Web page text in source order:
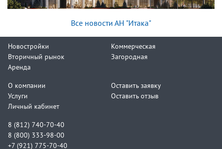
Все новости АН "Итака"
Новостройки
Вторичный рынок
Аренда
Коммерческая
Загородная
О компании
Услуги
Личный кабинет
Оставить заявку
Оставить отзыв
8 (812) 740-70-40
8 (800) 333-98-00
+7 (921) 775-70-40